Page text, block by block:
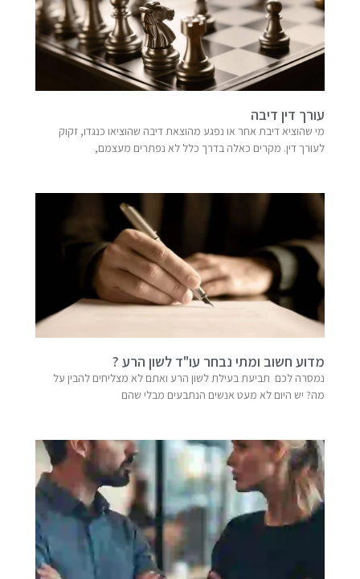
עורך דין דיבה
מי שהוציא דיבת אחר או נפגע מהוצאת דיבה שהוציאו כנגדו, זקוק
לעורך דין. מקרים כאלה בדרך כלל לא נפתרים מעצמם,
מדוע חשוב ומתי נבחר עו"ד לשון הרע ?
נמסרה לכם תביעת בעילת לשון הרע ואתם לא מצליחים להבין על
מה? יש היום לא מעט אנשים הנתבעים מבלי שהם